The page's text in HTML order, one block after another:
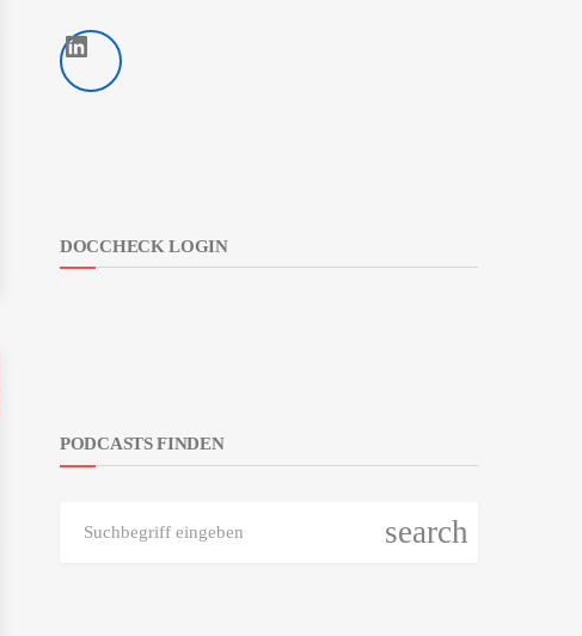
LinkedIn
DOCCHECK LOGIN
PODCASTS FINDEN
search